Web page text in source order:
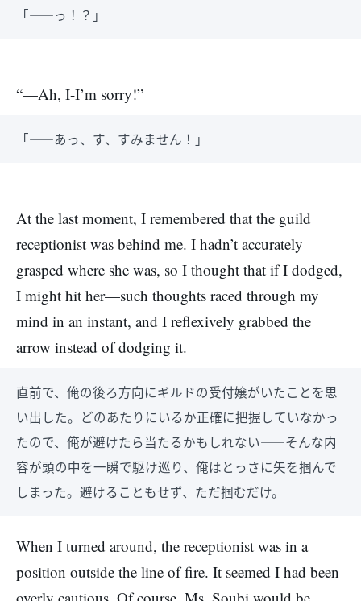
「――っ！？」
“—Ah, I-I’m sorry!”
「――あっ、す、すみません！」
At the last moment, I remembered that the guild
receptionist was behind me. I hadn’t accurately
grasped where she was, so I thought that if I dodged,
I might hit her—such thoughts raced through my
mind in an instant, and I reflexively grabbed the
arrow instead of dodging it.
直前で、俺の後ろ方向にギルドの受付嬢がいたことを思
い出した。どのあたりにいるか正確に把握していなかっ
たので、俺が避けたら当たるかもしれない――そんな内
容が頭の中を一瞬で駆け巡り、俺はとっさに矢を掴んで
しまった。避けることもせず、ただ掴むだけ。
When I turned around, the receptionist was in a
position outside the line of fire. It seemed I had been